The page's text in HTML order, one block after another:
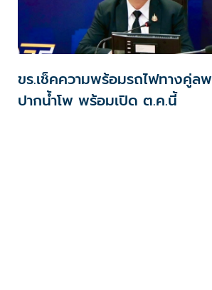
ขร.เช็คความพร้อมรถไฟทางคู่ล
ปากน้ำโพ พร้อมเปิด ต.ค.นี้